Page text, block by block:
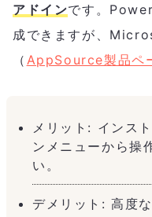
アドインです。
成できますが、
（ AppSource製品ペ
メリット: インス
ンメニューから操
い。
デメリット: 高度